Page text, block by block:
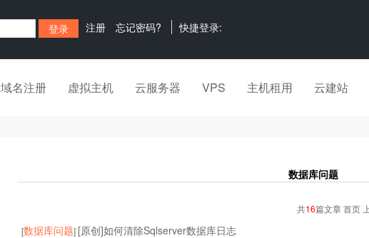
注册 忘记密码? 快捷登录:
域名注册 虚拟主机 云服务器 VPS 主机租用 云建站
数据库问题
共16篇文章 首页
[数据库问题] [原创]如何清除Sqlserver数据库日志